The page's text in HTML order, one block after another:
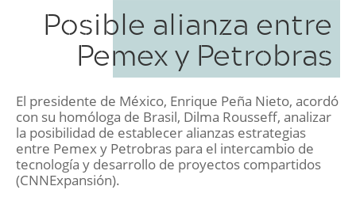
Posible alianza entre
Pemex y Petrobras
El presidente de México, Enrique Peña Nieto, acordó
con su homóloga de Brasil, Dilma Rousseff, analizar
la posibilidad de establecer alianzas estrategias
entre Pemex y Petrobras para el intercambio de
tecnología y desarrollo de proyectos compartidos
(CNNExpansión).